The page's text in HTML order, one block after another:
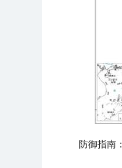
防御指南：